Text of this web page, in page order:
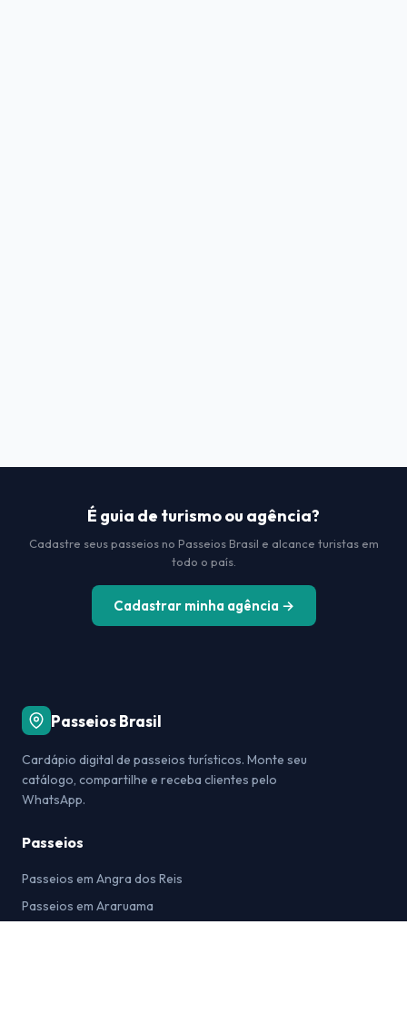
É guia de turismo ou agência?
Cadastre seus passeios no Passeios Brasil e alcance turistas em
todo o país.
Cadastrar minha agência →
Passeios Brasil
Cardápio digital de passeios turísticos. Monte seu
catálogo, compartilhe e receba clientes pelo
WhatsApp.
Passeios
Passeios em Angra dos Reis
Passeios em Araruama